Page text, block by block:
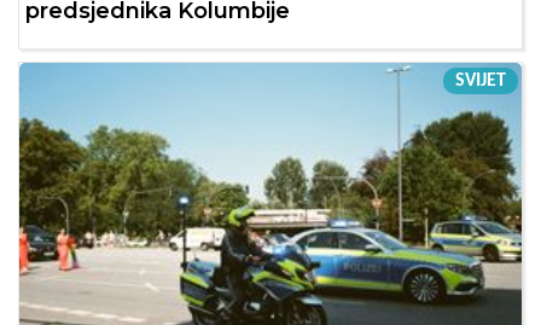
predsjednika Kolumbije
SVIJET